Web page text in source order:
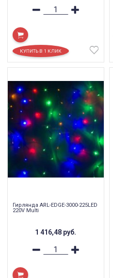
Гирлянда ARL-EDGE-3000-225LED
220V Multi
1 416,48 руб.